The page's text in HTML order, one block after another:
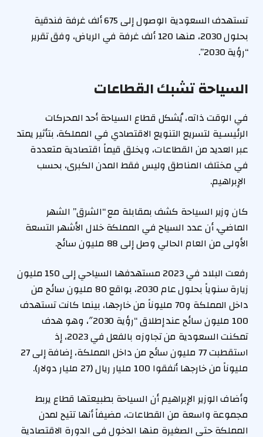
تستهدف السعودية الوصول إلى 675 ألف غرفة فندقية
بحلول 2030، منها 120 ألف غرفة في الرياض، وفق تقرير
“رؤية 2030”.
السياحة تشبك القطاعات
في الوقت ذاته، يُشكل قطاع السياحة أحد المحركات
الرئيسـية لتسريع التنويع الاقتصادي في المملكة، بتأثير يمتد
عبر العديد من القطاعات، ويخلق قيماً اقتصادية متعددة
في مختلف المناطق وليس فقط المدن الكبرى، بحسب
الإبراهيم.
كان وزير السياحة كشف بمقابلة مع “الشرق” الشهر
الماضي، أن عدد السياح في المملكة خلال الأشهر التسعة
الأولى من العام الحالي وصل إلى 88 مليون سائح.
رفعت البلاد في 2023 مستهدفها السياحي إلى 150 مليون
زيارة سنوياً بحلول عام 2030، بواقع 80 مليون سائح من
داخل المملكة و70 مليوناً من خارجها، بينما كانت تستهدف
100 مليون سائح عند إطلاق “رؤية 2030″، وهو هدف
تمكنت السعودية من تجاوزه بالفعل في 2023، إذ
استقطبت 77 مليون سائح من داخل المملكة، إضافة إلى 27
مليوناً من خارجها أنفقوا 100 مليار ريال (27 مليار دولار).
وأضاف الوزير الإبراهيم أن السياحة بطبيعتها قطاع يربط
مجموعة واسعة من القطاعات، مضيفاً أنها تتيح لمدن
المملكة حتى الصغيرة منها الدخول في الدورة الاقتصادية